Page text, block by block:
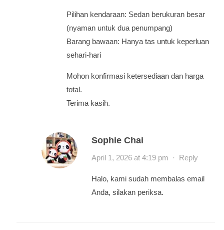
Pilihan kendaraan: Sedan berukuran besar
(nyaman untuk dua penumpang)
Barang bawaan: Hanya tas untuk keperluan
sehari-hari
Mohon konfirmasi ketersediaan dan harga
total.
Terima kasih.
Sophie Chai
April 1, 2026 at 4:19 pm · Reply
Halo, kami sudah membalas email
Anda, silakan periksa.